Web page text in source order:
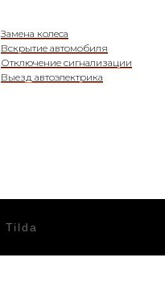
Замена колеса
Вскрытие автомобиля
Отключение сигнализации
Выезд автоэлектрика
Tilda